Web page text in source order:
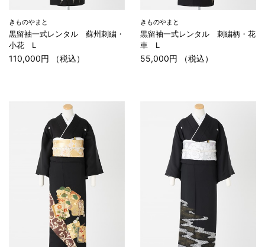
きものやまと
黒留袖一式レンタル 蘇州刺繍・
小花 L
110,000円 （税込）
きものやまと
黒留袖一式レンタル 刺繍柄・花
車 L
55,000円 （税込）